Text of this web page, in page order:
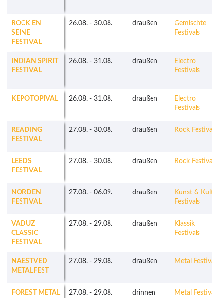
ROCK EN
SEINE
FESTIVAL
26.08. - 30.08. draußen
Gemischte
Festivals
INDIAN SPIRIT
FESTIVAL
26.08. - 31.08. draußen
Electro
Festivals
KEPOTOPIVAL 26.08. - 31.08. draußen
Electro
Festivals
READING
FESTIVAL
27.08. - 30.08. draußen Rock Festivals
LEEDS
FESTIVAL
27.08. - 30.08. draußen Rock Festivals
NORDEN
FESTIVAL
27.08. - 06.09. draußen
Kunst & Kultur
Festivals
VADUZ
CLASSIC
FESTIVAL
27.08. - 29.08. draußen
Klassik
Festivals
NAESTVED
METALFEST
27.08. - 29.08. draußen Metal Festivals
FOREST METAL
27.08. - 29.08. drinnen Metal Festivals